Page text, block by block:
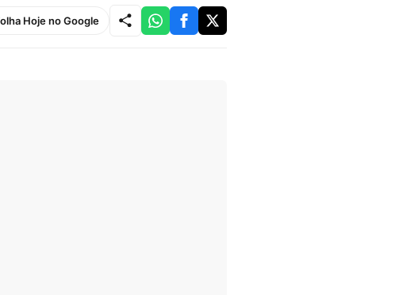
Hoje no Google